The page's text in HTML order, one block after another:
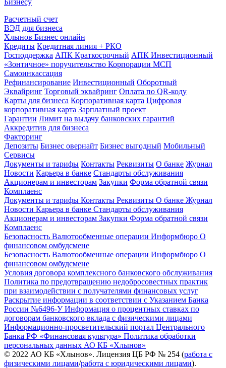
Расчетный счет
ВЭД для бизнеса
Хлынов Бизнес онлайн
Кредиты Кредитная линия + РКО
Господдержка АПК Краткосрочный АПК Инвестиционный
«Зонтичное» поручительство Корпорации МСП
Самоинкассация
Рефинансирование Инвестиционный Оборотный
Эквайринг Торговый эквайринг Оплата по QR-коду
Карты для бизнеса Корпоративная карта Цифровая
корпоративная карта Зарплатный проект
Гарантии Лимит на выдачу банковских гарантий
Аккредитив для бизнеса
Факторинг
Депозиты Бизнес овернайт Бизнес выгодный Мобильный
Сервисы
Документы и тарифы Контакты Реквизиты О банке Журнал
Новости Карьера в банке Стандарты обслуживания
Акционерам и инвесторам Закупки Форма обратной связи
Комплаенс
Документы и тарифы Контакты Реквизиты О банке Журнал
Новости Карьера в банке Стандарты обслуживания
Акционерам и инвесторам Закупки Форма обратной связи
Комплаенс
Безопасность Валютообменные операции Информбюро О
финансовом омбудсмене
Безопасность Валютообменные операции Информбюро О
финансовом омбудсмене
Условия договора комплексного банковского обслуживания
Политика по предотвращению недобросовестных практик
при взаимодействии с получателями финансовых услуг
Раскрытие информации в соответствии с Указанием Банка
России №6496-УИнформация о процентных ставках по
договорам банковского вклада с физическими лицами
Информационно-просветительский портал Центрального
Банка РФ «Финансовая культура» Политика обработки
персональных данных АО КБ «Хлынов»
© 2022 АО КБ «Хлынов». Лицензия ЦБ РФ № 254 (работа с
физическими лицами/работа с юридическими лицами).